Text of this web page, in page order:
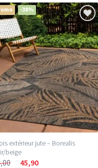
-38%
extérieur jute​ – Borealis
beige
45,90